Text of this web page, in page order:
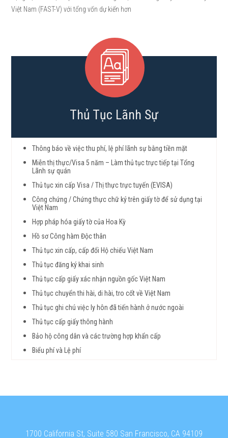
Việt Nam (FAST-V) với tổng vốn dự kiến hơn
Thủ Tục Lãnh Sự
Thông báo về việc thu phí, lệ phí lãnh sự bằng tiền mặt
Miễn thị thực/Visa 5 năm – Làm thủ tục trực tiếp tại Tổng
Lãnh sự quán
Thủ tục xin cấp Visa / Thị thực trực tuyến (EVISA)
Công chứng / Chứng thực chữ ký trên giấy tờ để sử dụng tại
Việt Nam
Hợp pháp hóa giấy tờ của Hoa Kỳ
Hồ sơ Công hàm Độc thân
Thủ tục xin cấp, cấp đổi Hộ chiếu Việt Nam
Thủ tục đăng ký khai sinh
Thủ tục cấp giấy xác nhận nguồn gốc Việt Nam
Thủ tục chuyển thi hài, di hài, tro cốt về Việt Nam
Thủ tục ghi chú việc ly hôn đã tiến hành ở nước ngoài
Thủ tục cấp giấy thông hành
Bảo hộ công dân và các trường hợp khẩn cấp
Biểu phí và Lệ phí
1700 California St, Suite 580 San Francisco, CA 94109